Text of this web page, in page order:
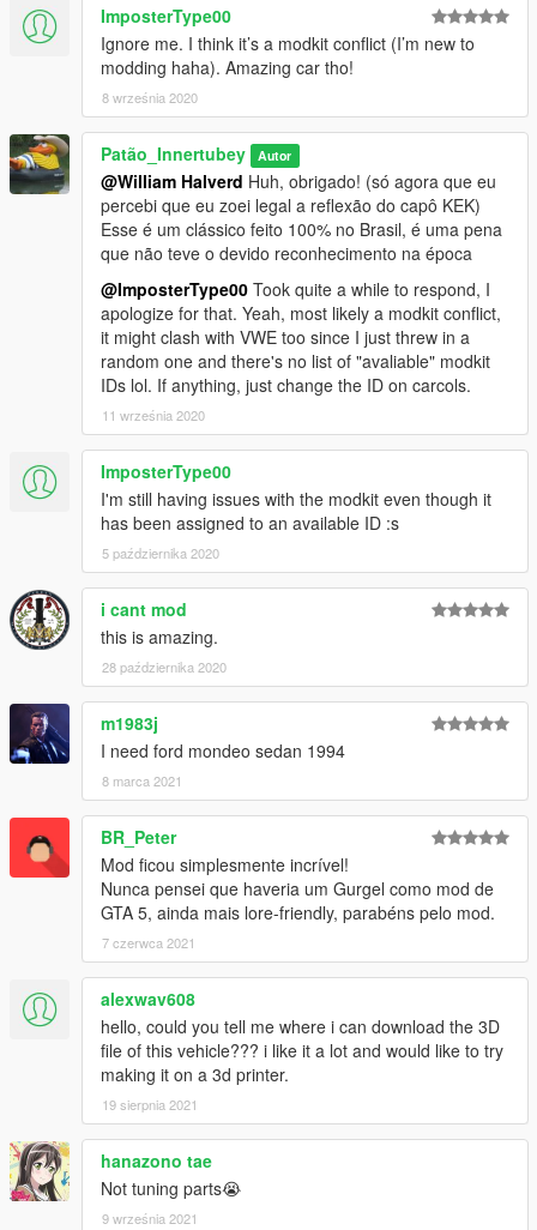
ImposterType00
Ignore me. I think it’s a modkit conflict (I’m new to
modding haha). Amazing car tho!
8 września 2020
Patão_Innertubey Autor
@William Halverd Huh, obrigado! (só agora que eu
percebi que eu zoei legal a reflexão do capô KEK)
Esse é um clássico feito 100% no Brasil, é uma pena
que não teve o devido reconhecimento na época
@ImposterType00 Took quite a while to respond, I
apologize for that. Yeah, most likely a modkit conflict,
it might clash with VWE too since I just threw in a
random one and there's no list of "avaliable" modkit
IDs lol. If anything, just change the ID on carcols.
11 września 2020
ImposterType00
I'm still having issues with the modkit even though it
has been assigned to an available ID :s
5 października 2020
i cant mod
this is amazing.
28 października 2020
m1983j
I need ford mondeo sedan 1994
8 marca 2021
BR_Peter
Mod ficou simplesmente incrível!
Nunca pensei que haveria um Gurgel como mod de
GTA 5, ainda mais lore-friendly, parabéns pelo mod.
7 czerwca 2021
alexwav608
hello, could you tell me where i can download the 3D
file of this vehicle??? i like it a lot and would like to try
making it on a 3d printer.
19 sierpnia 2021
hanazono tae
Not tuning parts😭
9 września 2021